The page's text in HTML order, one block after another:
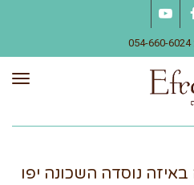
Facebook
YouTube
נוסדה השכונה יפו